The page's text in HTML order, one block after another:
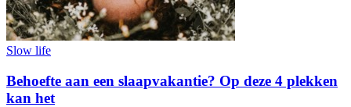
Slow life
Behoefte aan een slaapvakantie? Op deze 4 plekken
kan het